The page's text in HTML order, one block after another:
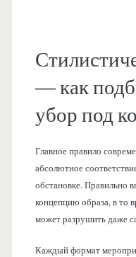
— как
убор под
Главное правило
абсолютное
обстановке. Правильно
концепцию образа, в то
может разрушить даже
Каждый формат